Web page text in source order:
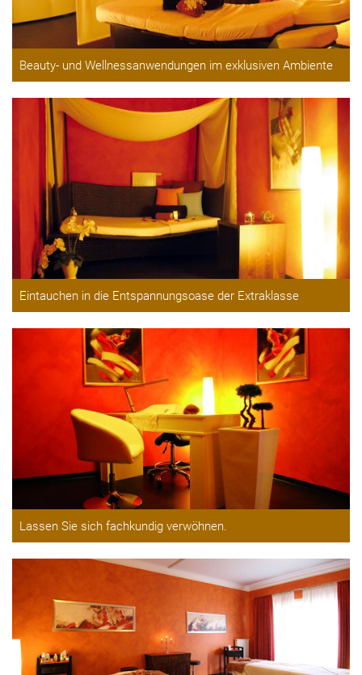
Beauty- und Wellnessanwendungen im exklusiven Ambiente
Eintauchen in die Entspannungsoase der Extraklasse
Lassen Sie sich fachkundig verwöhnen.